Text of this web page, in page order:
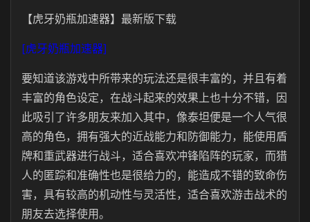
【虎牙奶瓶加速器】最新版下载
[虎牙奶瓶加速器]
要知道该游戏中所带来的玩法还是很丰富的，并且有着
丰富的角色设定，在战斗起来的效果上也十分不错，因
此吸引了许多朋友来加入其中，像泰坦便是一个人气很
高的角色，拥有强大的近战能力和防御能力，能使用盾
牌和重武器进行战斗，适合喜欢冲锋陷阵的玩家，而猎
人的匿踪和准确性也是很给力的，能造成不错的致命伤
害，具有较高的机动性与灵活性，适合喜欢游击战术的
朋友去选择使用。